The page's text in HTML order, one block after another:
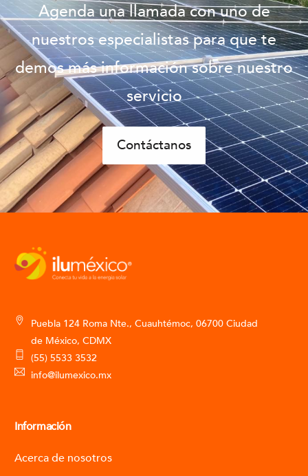
Agenda una llamada con uno de
nuestros especialistas para que te
demos más información sobre nuestro
servicio
Contáctanos
Puebla 124 Roma Nte., Cuauhtémoc, 06700 Ciudad
de México, CDMX
(55) 5533 3532
info@ilumexico.mx
Información
Acerca de nosotros